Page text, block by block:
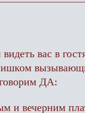
вас в
ДА:
и вечерним